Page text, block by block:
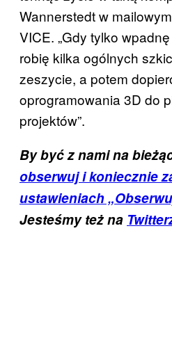
Wannerstedt w
VICE. „Gdy tylko
robię kilka ogólnych
zeszycie, a potem
oprogramowania 3D do
projektów”.
By być z nami na
obserwuj i koniecznie
ustawieniach
Jesteśmy też na